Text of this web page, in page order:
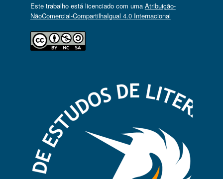
Este trabalho está licenciado com uma Atribuição-
NãoComercial-CompartilhaIgual 4.0 Internacional